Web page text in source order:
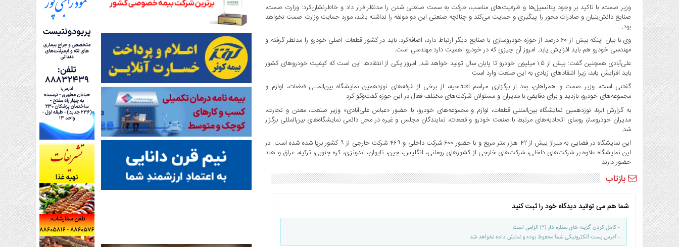
صنایع
غذایی
سیاسی
و
بین
الملل
نگاه
روز
گوناگون
وزیر صمت، با تاکید بر وجود پتانسیل‌ها و ظرفیت‌های مناسب، حرکت به سمت صنعتی شدن را مدنظر قرار داد و خاطرنشان‌کرد: وزارت صمت،
صنایع دانش‌بنیان و صادرات محور را پیگیری و حمایت می‌کند و چنانچه صنعتی این دو مولفه را نداشته باشد، مورد حمایت وزارت صمت نخواهد
بود.
وی با بیان اینکه بیش از ۶۰ درصد از حوزه خودروسازی با صنایع دیگر ارتباط دارد، اضافه‌کرد: باید در کشور قطعات اصلی خودرو را مدنظر گرفته و
مهندسی خودرو هم باید افزایش یابد. امروز آن چیزی که در خودرو اهمیت دارد مهندسی است.
علی‌آبادی همچنین گفت: بیش از ۱.۵ میلیون خودرو تا پایان سال تولید خواهد شد. امروز یکی از انتقادها این است که کیفیت خودروهای کشور
باید افزایش یابد، زیرا انتقادهای زیادی به این صنعت وارد است.
گفتنی است، وزیر صمت و همراهان، بعد از برگزاری مراسم افتتاحیه، از برخی از غرفه‌‎های نوزدهمین نمایشگاه بین‌المللی قطعات، لوازم و
مجموعه‌های خودرو، بازدید و برای دقایقی با مدیران و مسئولان شرکت‌های مختلف فعال در این حوزه گفت‌وگو کرد.
به گزارش ایرنا، نوزدهمین نمایشگاه بین‌المللی قطعات، لوازم و مجموعه‌های خودرو، با حضور «عباس علی‌آبادی» وزیر صنعت، معدن و تجارت،
مدیران خودروساز، روسای اتحادیه‌های مرتبط با صنعت خودرو و قطعات، نمایندگان مجلس و غیره در محل دائمی نمایشگاه‌های بین‌المللی برگزار
شد.
این نمایشگاه در فضایی به متراژ بیش از ۴٢ هزار متر مربع و با حضور ۶۰۰ شرکت داخلی و ۴۶۹ شرکت خارجی از ۹ کشور برپا شده شده است. در
این نمایشگاه علاوه بر شرکت‌های داخلی، شرکت‌های خارجی از کشورهای رومانی، انگلیس، چین، تایوان، اندونزی، کره جنوبی، ترکیه، عراق و هند
حضور دارند.
بازتاب
شما هم می توانید دیدگاه خود را ثبت کنید
- کامل کردن گزینه های ستاره دار (*) الزامی است
- آدرس پست الکترونیکی شما محفوظ بوده و نمایش داده نخواهد شد